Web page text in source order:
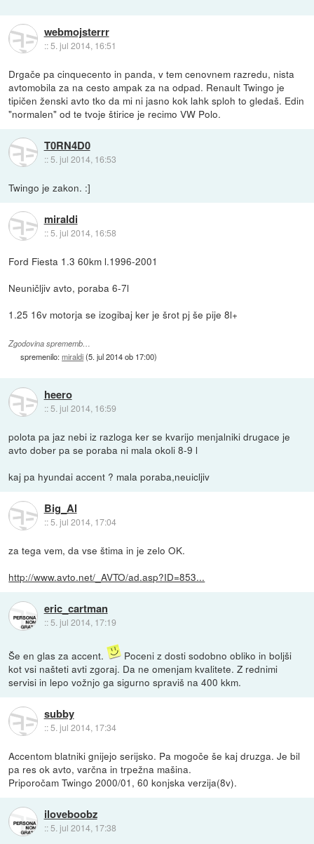
webmojsterrr
::5. jul 2014, 16:51
Drgače pa cinquecento in panda, v tem cenovnem razredu, nista
avtomobila za na cesto ampak za na odpad. Renault Twingo je
tipičen ženski avto tko da mi ni jasno kok lahk sploh to gledaš. Edin
"normalen" od te tvoje štirice je recimo VW Polo.
T0RN4D0
:: 5. jul 2014, 16:53
Twingo je zakon. :]
miraldi
::5. jul 2014, 16:58
Ford Fiesta 1.3 60km l.1996-2001
Neuničljiv avto, poraba 6-7l
1.25 16v motorja se izogibaj ker je šrot pj še pije 8l+
Zgodovina sprememb…
spremenilo:miraldi(5. jul 2014 ob 17:00)
heero
:: 5. jul 2014, 16:59
polota pa jaz nebi iz razloga ker se kvarijo menjalniki drugace je
avto dober pa se poraba ni mala okoli 8-9 l
kaj pa hyundai accent ? mala poraba,neuicljiv
Big_Al
::5. jul 2014, 17:04
za tega vem, da vse štima in je zelo OK.
http://www.avto.net/_AVTO/ad.asp?ID=853...
eric_cartman
:: 5. jul 2014, 17:19
Še en glas za accent.
Poceni z dosti sodobno obliko in boljši
kot vsi našteti avti zgoraj. Da ne omenjam kvalitete. Z rednimi
servisi in lepo vožnjo ga sigurno spraviš na 400 kkm.
subby
::5. jul 2014, 17:34
Accentom blatniki gnijejo serijsko. Pa mogoče še kaj druzga. Je bil
pa res ok avto, varčna in trpežna mašina.
Priporočam Twingo 2000/01, 60 konjska verzija(8v).
iloveboobz
:: 5. jul 2014, 17:38